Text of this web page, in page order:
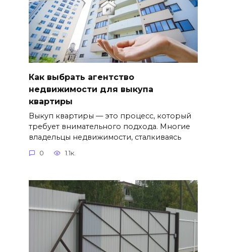
Как выбрать агентство
недвижимости для выкупа
квартиры
Выкуп квартиры — это процесс, который
требует внимательного подхода. Многие
владельцы недвижимости, сталкиваясь
0 1.1к.